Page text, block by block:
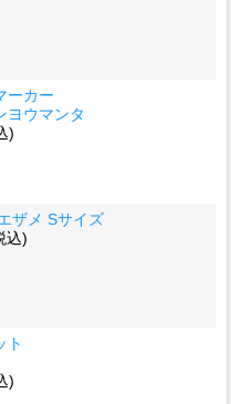
ーカー
ヨウマンタ
)
ザメ Sサイズ
込)
ト
)